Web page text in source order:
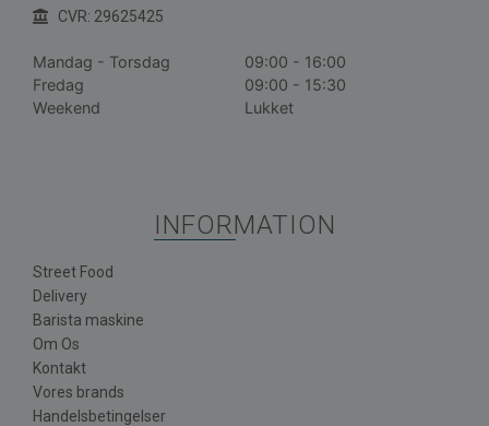
CVR: 29625425
Mandag - Torsdag
09:00 - 16:00
Fredag
09:00 - 15:30
Weekend
Lukket
INFORMATION
Street Food
Delivery
Barista maskine
Om Os
Kontakt
Vores brands
Handelsbetingelser